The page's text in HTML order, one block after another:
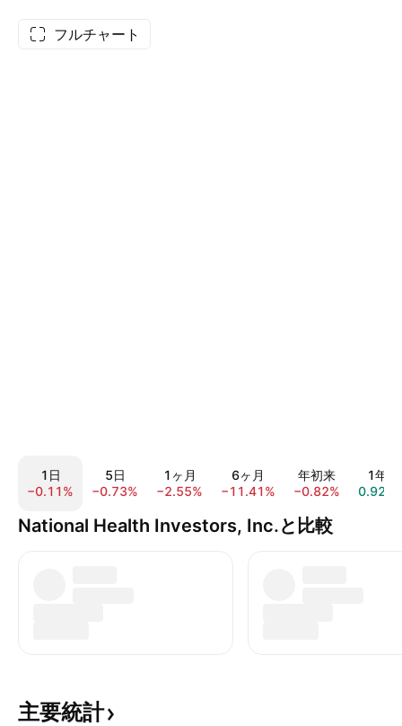
フルチャート
1日
−0.11%
5日
−0.73%
1ヶ月
−2.55%
6ヶ月
−11.41%
年初来
−0.82%
1年
0.92%
National Health Investors, Inc.と比較
主要統計